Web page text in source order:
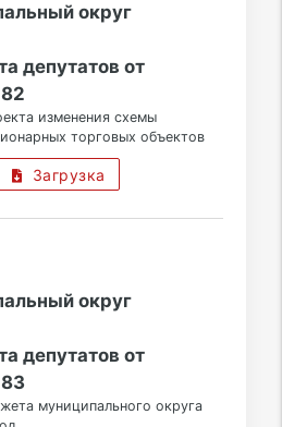
округ
депутатов от
изменения схемы
торговых объектов
Загрузка
округ
депутатов от
муниципального округа